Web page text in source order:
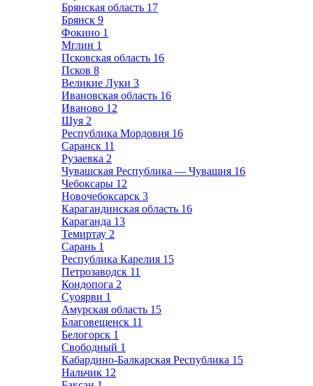
Брянская область 17
Брянск 9
Фокино 1
Мглин 1
Псковская область 16
Псков 8
Великие Луки 3
Ивановская область 16
Иваново 12
Шуя 2
Республика Мордовия 16
Саранск 11
Рузаевка 2
Чувашская Республика — Чувашия 16
Чебоксары 12
Новочебоксарск 3
Карагандинская область 16
Караганда 13
Темиртау 2
Сарань 1
Республика Карелия 15
Петрозаводск 11
Кондопога 2
Суоярви 1
Амурская область 15
Благовещенск 11
Белогорск 1
Свободный 1
Кабардино-Балкарская Республика 15
Нальчик 12